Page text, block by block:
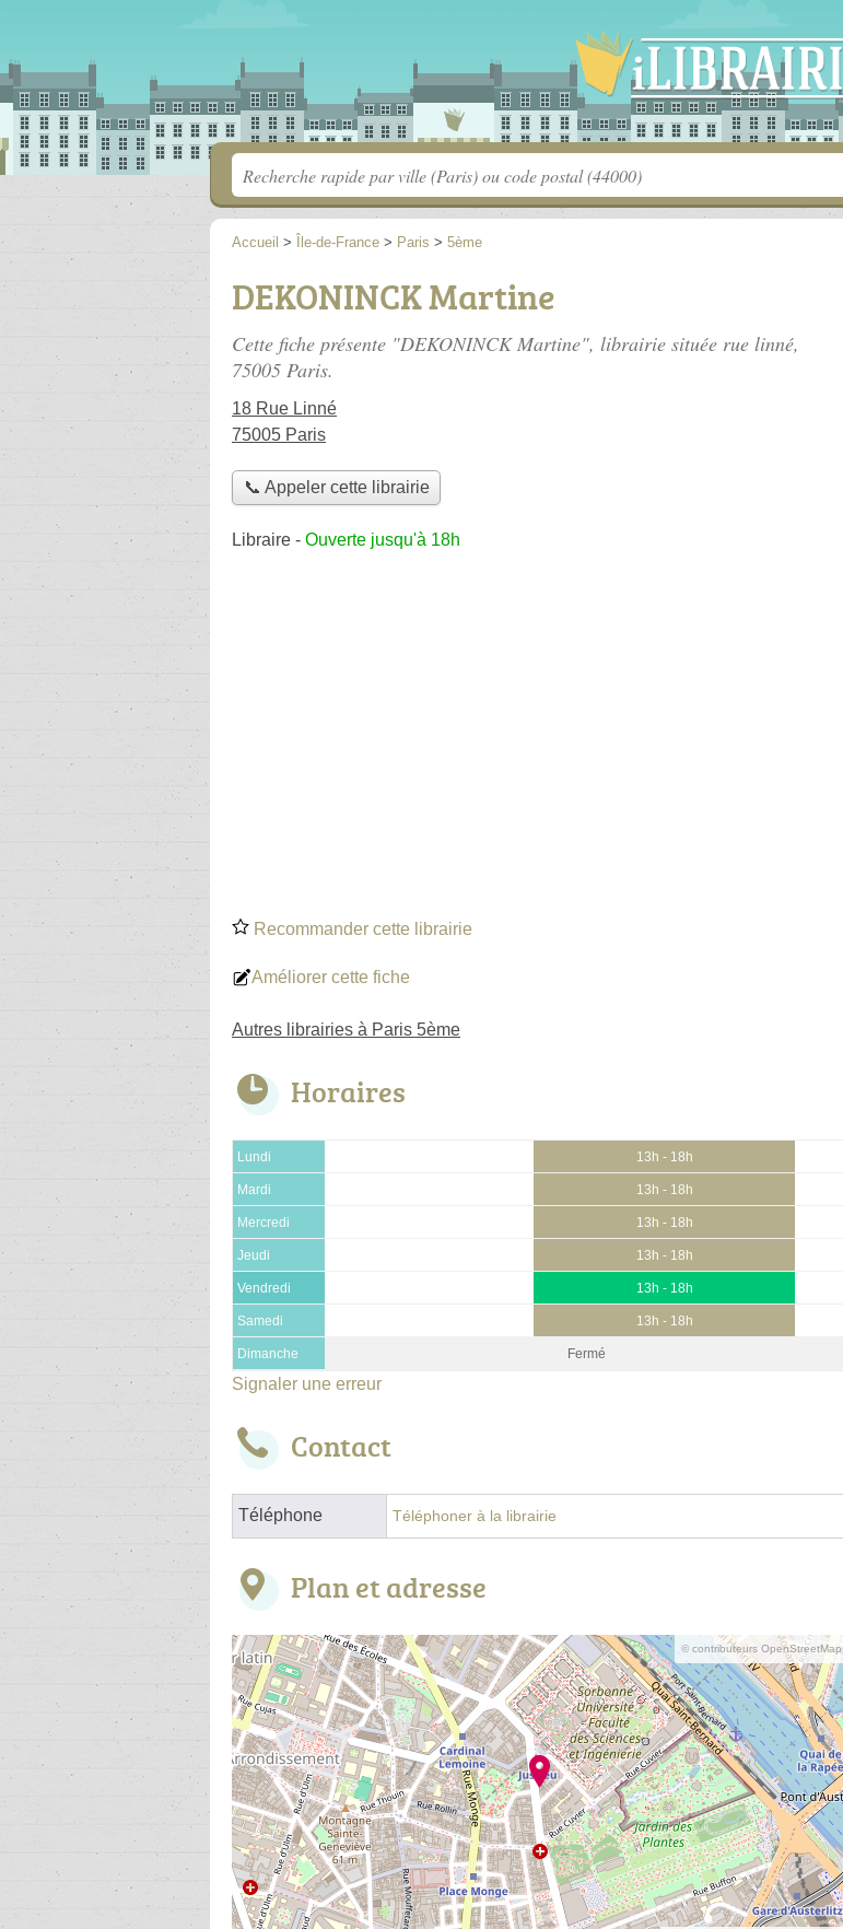
Accueil > Île-de-France > Paris > 5ème
DEKONINCK Martine
Cette fiche présente "DEKONINCK Martine", librairie située rue linné,
75005 Paris.
18 Rue Linné
75005 Paris
📞 Appeler cette librairie
Libraire - Ouverte jusqu'à 18h
Recommander cette librairie
Améliorer cette fiche
Autres librairies à Paris 5ème
Horaires
Lundi 13h - 18h
Mardi 13h - 18h
Mercredi 13h - 18h
Jeudi 13h - 18h
Vendredi 13h - 18h
Samedi 13h - 18h
Dimanche Fermé
Signaler une erreur
Contact
Téléphone Téléphoner à la librairie
Plan et adresse
© contributeurs OpenStreetMap